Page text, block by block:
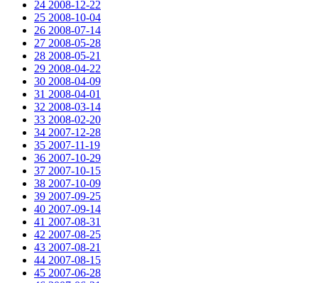
24 2008-12-22
25 2008-10-04
26 2008-07-14
27 2008-05-28
28 2008-05-21
29 2008-04-22
30 2008-04-09
31 2008-04-01
32 2008-03-14
33 2008-02-20
34 2007-12-28
35 2007-11-19
36 2007-10-29
37 2007-10-15
38 2007-10-09
39 2007-09-25
40 2007-09-14
41 2007-08-31
42 2007-08-25
43 2007-08-21
44 2007-08-15
45 2007-06-28